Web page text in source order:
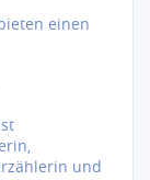
einen
und